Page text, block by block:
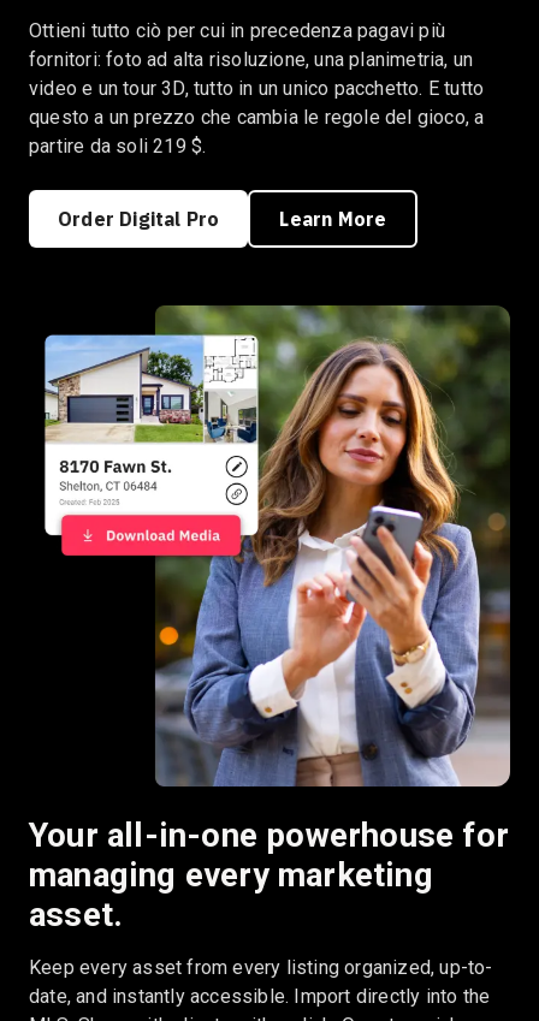
Ottieni tutto ciò per cui in precedenza pagavi più
fornitori: foto ad alta risoluzione, una planimetria, un
video e un tour 3D, tutto in un unico pacchetto. E tutto
questo a un prezzo che cambia le regole del gioco, a
partire da soli 219 $.
Order Digital Pro Learn More
Your all-in-one powerhouse for
managing every marketing
asset.
Keep every asset from every listing organized, up-to-
date, and instantly accessible. Import directly into the